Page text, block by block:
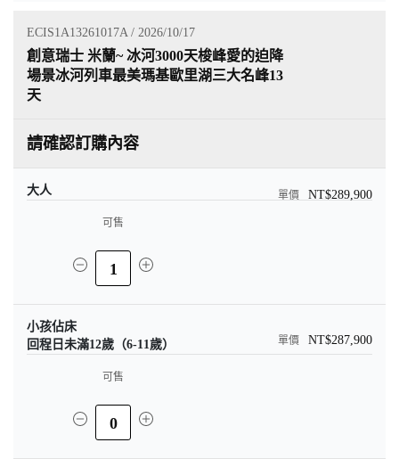
ECIS1A13261017A / 2026/10/17
創意瑞士 米蘭~ 冰河3000天梭峰愛的迫降
場景冰河列車最美瑪基歐里湖三大名峰13
天
請確認訂購內容
大人 NT$289,900
可售
1
小孩佔床
回程日未滿12歲（6-11歲）
NT$287,900
可售
0